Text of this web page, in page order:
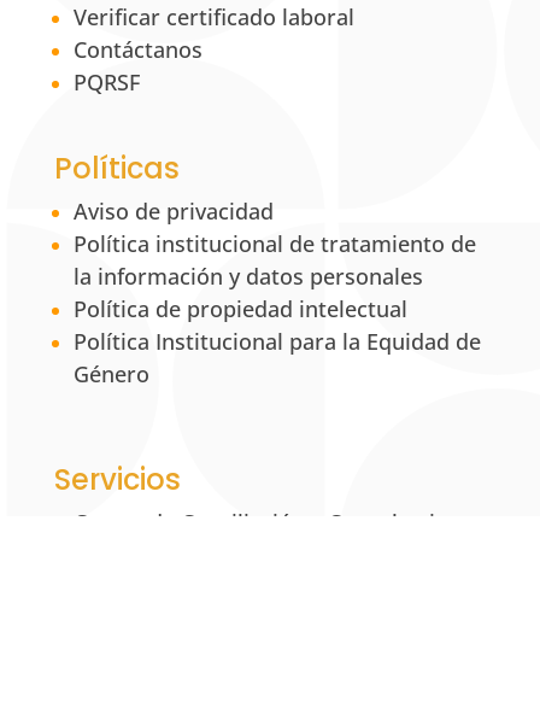
Verificar certificado laboral
Contáctanos
PQRSF
Políticas
Aviso de privacidad
Política institucional de tratamiento de
la información y datos personales
Política de propiedad intelectual
Política Institucional para la Equidad de
Género
Servicios
Centro de Conciliación y Consultorio